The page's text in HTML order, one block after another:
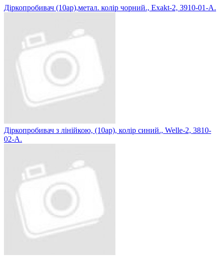
Діркопробивач (10ар),метал. колір чорний., Exakt-2, 3910-01-A.
Діркопробивач з лінійкою, (10ар), колір синий., Welle-2, 3810-
02-A.